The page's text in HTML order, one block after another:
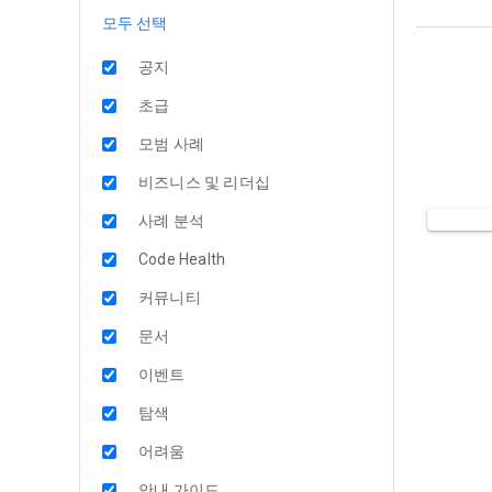
모두 선택
공지
초급
모범 사례
비즈니스 및 리더십
사례 분석
Code Health
커뮤니티
문서
이벤트
탐색
어려움